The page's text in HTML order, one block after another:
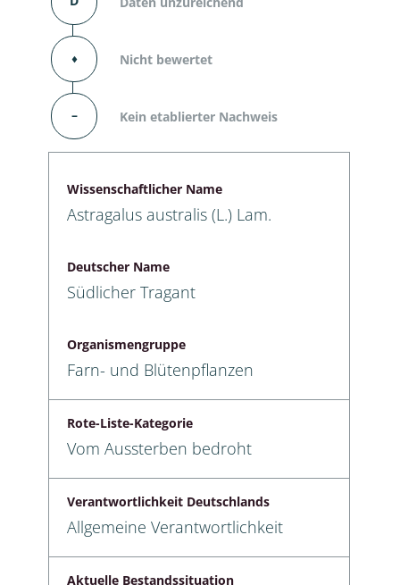
⬧ Nicht bewertet
– Kein etablierter Nachweis
Wissenschaftlicher Name
Astragalus australis (L.) Lam.
Deutscher Name
Südlicher Tragant
Organismengruppe
Farn- und Blütenpflanzen
Rote-Liste-Kategorie
Vom Aussterben bedroht
Verantwortlichkeit Deutschlands
Allgemeine Verantwortlichkeit
Aktuelle Bestandssituation